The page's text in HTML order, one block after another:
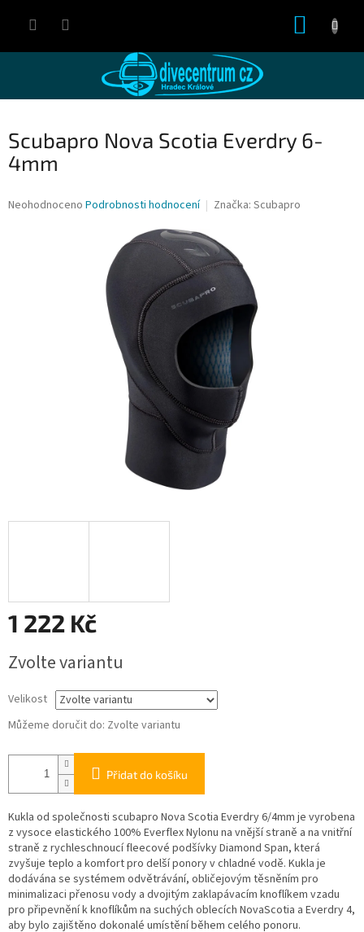
Scubapro Nova Scotia Everdry 6-
4mm
Průměrné
Neohodnoceno Podrobnosti hodnocení Značka: Scubapro
1 222 Kč
cena:
Zvolte variantu
Velikost
Můžeme doručit do: Zvolte variantu
Přidat do košíku
Kukla od společnosti scubapro Nova Scotia Everdry 6/4mm je vyrobena
z vysoce elastického 100% Everflex Nylonu na vnější straně a na vnitřní
straně z rychleschnoucí fleecové podšívky Diamond Span, která
zvyšuje teplo a komfort pro delší ponory v chladné vodě. Kukla je
dodávána se systémem odvětrávání, obličejovým těsněním pro
minimalizaci přenosu vody a dvojitým zaklapávacím knoflíkem vzadu
pro připevnění k knoflíkům na suchých oblecích NovaScotia a Everdry 4,
aby bylo zajištěno dokonalé umístění během celého ponoru.